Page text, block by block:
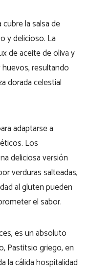
la salsa de
y delicioso. La
de aceite de oliva y
resultando
dorada celestial
adaptarse a
Los
deliciosa versión
verduras salteadas,
al gluten pueden
el sabor.
es un absoluto
Pastitsio griego, en
la cálida hospitalidad